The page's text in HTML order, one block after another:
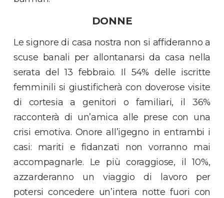
DONNE
Le signore di casa nostra non si affideranno a
scuse banali per allontanarsi da casa nella
serata del 13 febbraio. Il 54% delle iscritte
femminili si giustificherà con doverose visite
di cortesia a genitori o familiari, il 36%
racconterà di un’amica alle prese con una
crisi emotiva. Onore all’igegno in entrambi i
casi: mariti e fidanzati non vorranno mai
accompagnarle. Le più coraggiose, il 10%,
azzarderanno un viaggio di lavoro per
potersi concedere un’intera notte fuori con